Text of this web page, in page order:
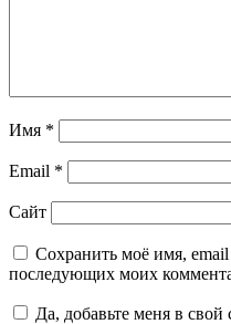
Имя *
Email *
Сайт
Сохранить моё имя, email
последующих моих
Да, добавьте меня в свой